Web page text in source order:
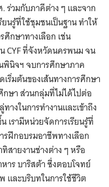
ร่วมกับภาคีต่าง ๆ และจาก
ยนรู้ที่ใช้ชุมชนเป็นฐาน ทำให้
ศึกษาทางเลือก เช่น
น CYF ที่จังหวัดนครพนม จน
พินิจฯ จบการศึกษาภาค
ริ่มต้นของเส้นทางการศึกษา
ษา ส่วนกลุ่มที่ไม่ได้ไปต่อ
างในการทำงานและเข้าถึง
รามีหน่วยจัดการเรียนรู้ที่
ฝึกอบรมอาชีพทางเลือก
สายงานช่างต่าง ๆ หรือ
าร บาริสต้า ซึ่งตอบโจทย์
และบริบทในการใช้ชีวิต